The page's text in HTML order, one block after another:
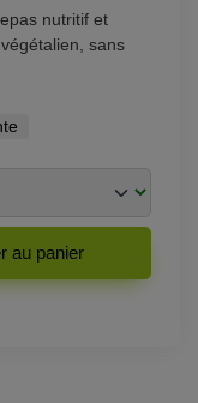
nutritif et
sans
au panier